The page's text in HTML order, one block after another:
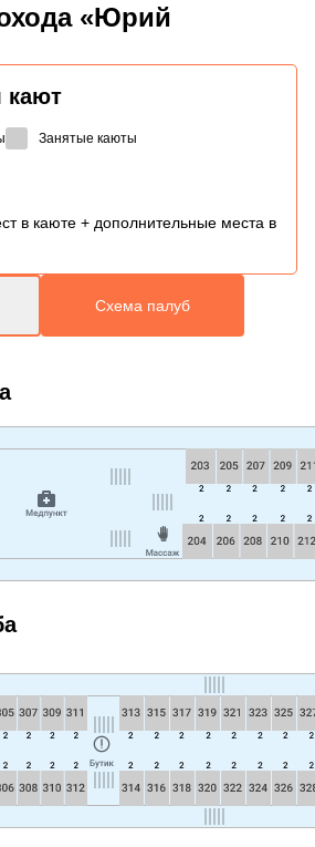
«Юрий
кают
Занятые каюты
в каюте + дополнительные места в
Схема палуб